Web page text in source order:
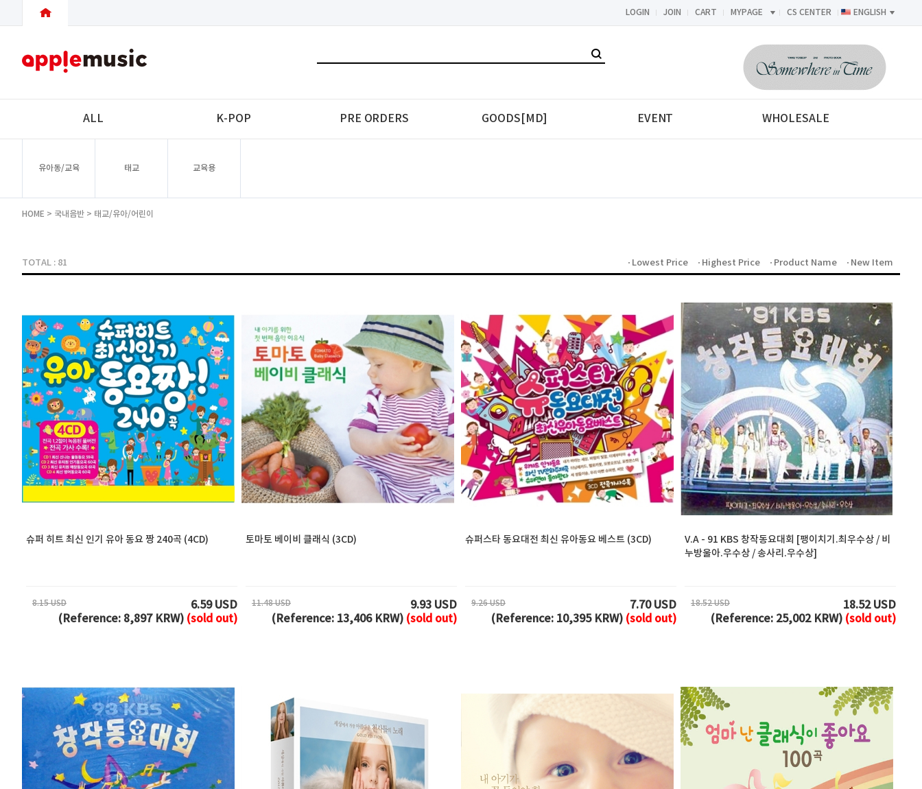
LOGIN JOIN CART MYPAGE CS CENTER ENGLISH
<-->
ALL K-POP PRE ORDERS GOODS[MD] EVENT WHOLESALE
유아동/교육 태교 교육용
HOME > 국내음반 > 태교/유아/어린이
TOTAL : 81 Lowest Price Highest Price Product Name New Item
슈퍼 히트 최신 인기 유아 동요 짱 240곡 (4CD)
8.15 USD
6.59 USD
(Reference: 8,897 KRW) (sold out)
토마토 베이비 클래식 (3CD)
11.48 USD
9.93 USD
(Reference: 13,406 KRW) (sold out)
슈퍼스타 동요대전 최신 유아동요 베스트 (3CD)
9.26 USD
7.70 USD
(Reference: 10,395 KRW) (sold out)
V.A - 91 KBS 창작동요대회 [팽이치기.최우수상 / 비
누방울아.우수상 / 송사리.우수상]
18.52 USD
18.52 USD
(Reference: 25,002 KRW) (sold out)